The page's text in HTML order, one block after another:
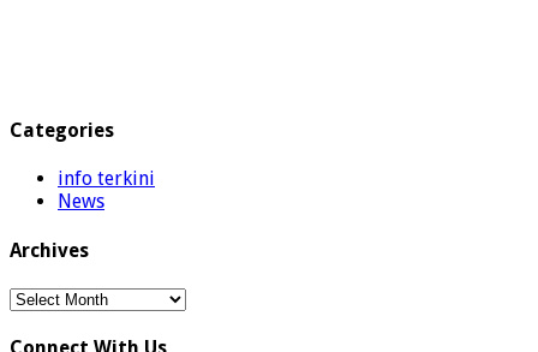
Categories
info terkini
News
Archives
Archives